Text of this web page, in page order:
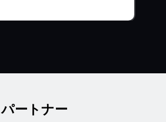
パートナー